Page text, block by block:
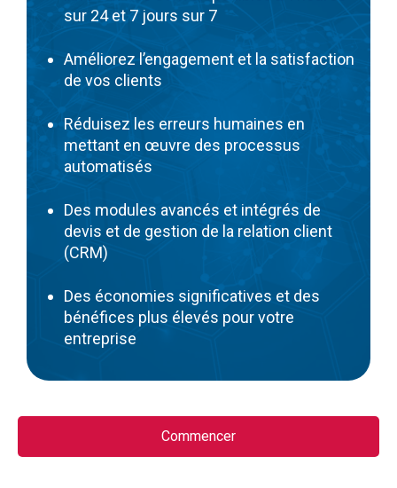
sur 24 et 7 jours sur 7
Améliorez l’engagement et la satisfaction
de vos clients
Réduisez les erreurs humaines en
mettant en œuvre des processus
automatisés
Des modules avancés et intégrés de
devis et de gestion de la relation client
(CRM)
Des économies significatives et des
bénéfices plus élevés pour votre
entreprise
Commencer